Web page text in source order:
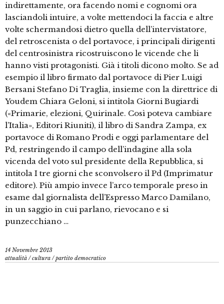
indirettamente, ora facendo nomi e cognomi ora
lasciandoli intuire, a volte mettendoci la faccia e altre
volte schermandosi dietro quella dell’intervistatore,
del retroscenista o del portavoce, i principali dirigenti
del centrosinistra ricostruiscono le vicende che li
hanno visti protagonisti. Già i titoli dicono molto. Se ad
esempio il libro firmato dal portavoce di Pier Luigi
Bersani Stefano Di Traglia, insieme con la direttrice di
Youdem Chiara Geloni, si intitola Giorni Bugiardi
(«Primarie, elezioni, Quirinale. Così poteva cambiare
l’Italia», Editori Riuniti), il libro di Sandra Zampa, ex
portavoce di Romano Prodi e oggi parlamentare del
Pd, restringendo il campo dell’indagine alla sola
vicenda del voto sul presidente della Repubblica, si
intitola I tre giorni che sconvolsero il Pd (Imprimatur
editore). Più ampio invece l’arco temporale preso in
esame dal giornalista dell’Espresso Marco Damilano,
in un saggio in cui parlano, rievocano e si
punzecchiano …
14 Novembre 2013
attualità /cultura /partito democratico